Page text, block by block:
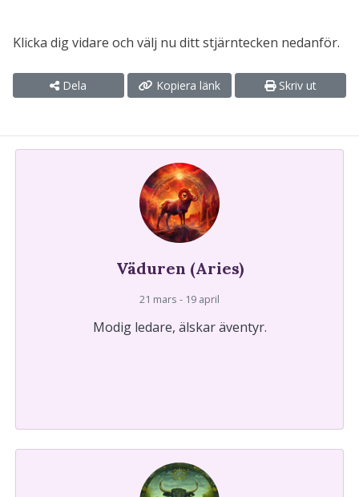
Klicka dig vidare och välj nu ditt stjärntecken nedanför.
Dela Kopiera länk Skriv ut
Väduren (Aries)
21 mars - 19 april
Modig ledare, älskar äventyr.